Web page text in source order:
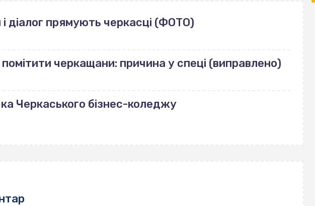
діалог прямують черкасці (ФОТО)
черкащани: причина у спеці (виправлено)
Черкаського бізнес-коледжу